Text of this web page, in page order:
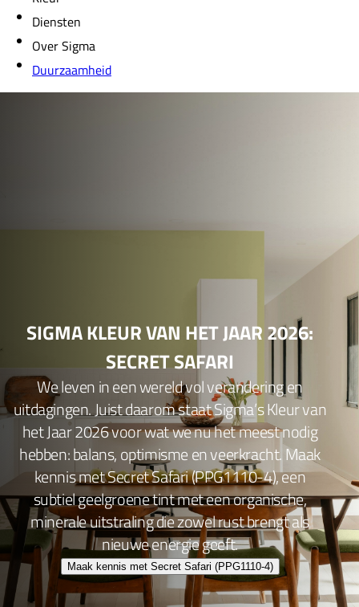
Diensten
Over Sigma
Duurzaamheid
SIGMA KLEUR VAN HET JAAR 2026:
SECRET SAFARI
We leven in een wereld vol verandering en
uitdagingen. Juist daarom staat Sigma’s Kleur van
het Jaar 2026 voor wat we nu het meest nodig
hebben: balans, optimisme en veerkracht. Maak
kennis met Secret Safari (PPG1110-4), een
subtiel geelgroene tint met een organische,
minerale uitstraling die zowel rust brengt als
nieuwe energie geeft.
Maak kennis met Secret Safari (PPG1110-4)